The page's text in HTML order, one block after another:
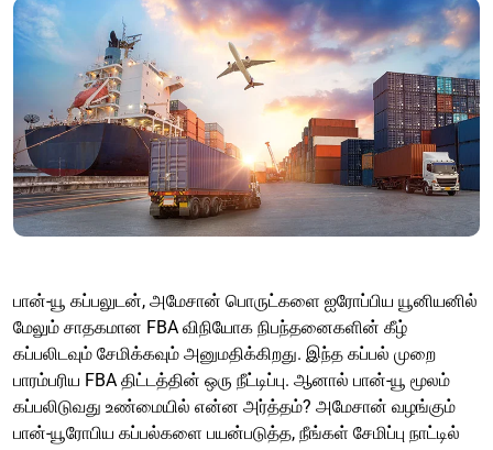
பான்-யூ கப்பலுடன், அமேசான் பொருட்களை ஐரோப்பிய யூனியனில்
மேலும் சாதகமான FBA விநியோக நிபந்தனைகளின் கீழ்
கப்பலிடவும் சேமிக்கவும் அனுமதிக்கிறது. இந்த கப்பல் முறை
பாரம்பரிய FBA திட்டத்தின் ஒரு நீட்டிப்பு. ஆனால் பான்-யூ மூலம்
கப்பலிடுவது உண்மையில் என்ன அர்த்தம்? அமேசான் வழங்கும்
பான்-யூரோபிய கப்பல்களை பயன்படுத்த, நீங்கள் சேமிப்பு நாட்டில்